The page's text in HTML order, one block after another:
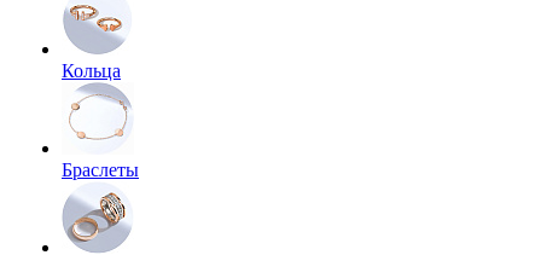
Кольца
Браслеты